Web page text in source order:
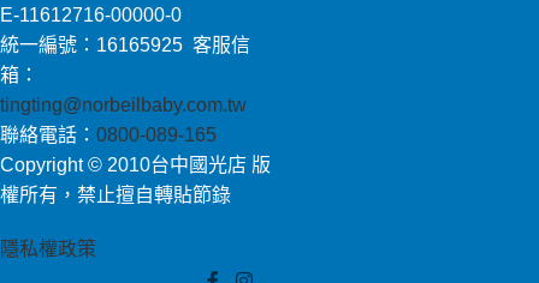
E-11612716-00000-0
統一編號：16165925 客服信
箱：
tingting@norbeilbaby.com.tw
聯絡電話： 0800-089-165
Copyright © 2010台中國光店 版
權所有，禁止擅自轉貼節錄
隱私權政策